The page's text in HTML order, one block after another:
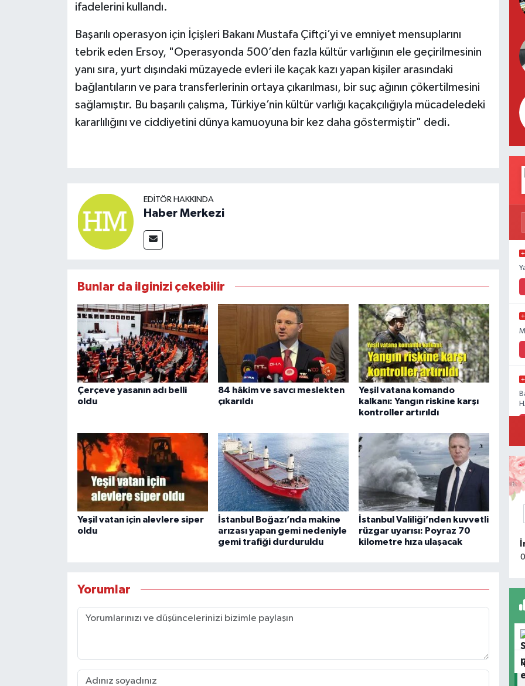
ifadelerini kullandı.
Başarılı operasyon için İçişleri Bakanı Mustafa Çiftçi’yi ve emniyet mensuplarını
tebrik eden Ersoy, "Operasyonda 500’den fazla kültür varlığının ele geçirilmesinin
yanı sıra, yurt dışındaki müzayede evleri ile kaçak kazı yapan kişiler arasındaki
bağlantıların ve para transferlerinin ortaya çıkarılması, bir suç ağının çökertilmesini
sağlamıştır. Bu başarılı çalışma, Türkiye’nin kültür varlığı kaçakçılığıyla mücadeledeki
kararlılığını ve ciddiyetini dünya kamuoyuna bir kez daha göstermiştir" dedi.
EDITÖR HAKKINDA
Haber Merkezi
Bunlar da ilginizi çekebilir
Çerçeve yasanın adı belli
oldu
84 hâkim ve savcı meslekten
çıkarıldı
Yeşil vatana komando
kalkanı: Yangın riskine karşı
kontroller artırıldı
Yeşil vatan için alevlere siper
oldu
İstanbul Boğazı’nda makine
arızası yapan gemi nedeniyle
gemi trafiği durduruldu
İstanbul Valiliği’nden kuvvetli
rüzgar uyarısı: Poyraz 70
kilometre hıza ulaşacak
Yorumlar